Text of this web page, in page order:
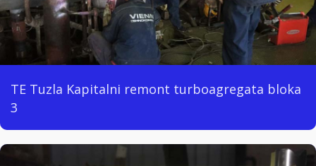
TE Tuzla Kapitalni remont turboagregata bloka
3